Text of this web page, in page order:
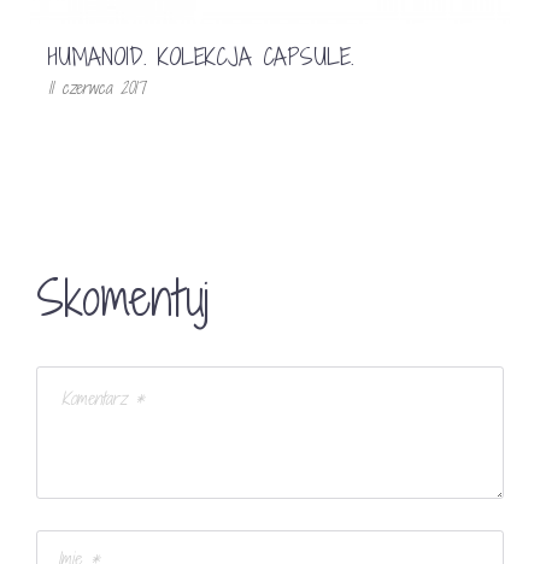
HUMANOID. KOLEKCJA CAPSULE.
11 czerwca 2017
Skomentuj